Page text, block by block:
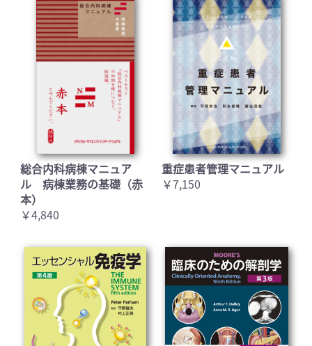
総合内科病棟マニュア
ル 病棟業務の基礎（赤
本）
￥4,840
重症患者管理マニュアル
￥7,150